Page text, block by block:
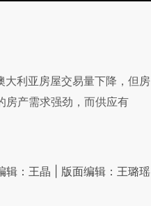
利亚房屋交易量下降，但房
房产需求强劲，而供应有
辑：王晶 | 版面编辑：王璐瑶